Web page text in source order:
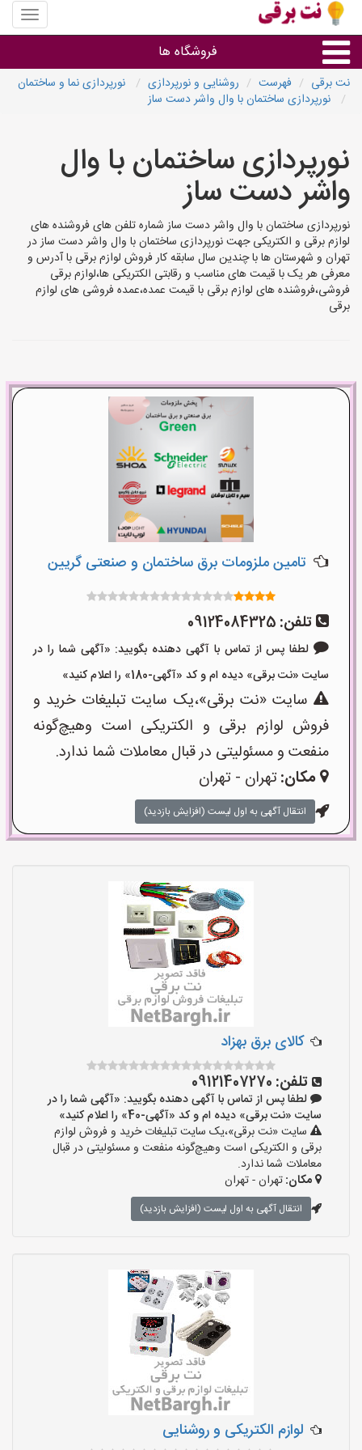
منوی
سایت
برقی
فروشگاه ها
روشنایی و نورپردازی
سایر گروه ها
فروشنده های لوازم برقی
نت برقی فهرست روشنایی و نورپردازی
نورپردازی نما و ساختمان
نورپردازی ساختمان با وال واشر دست ساز
نورپردازی ساختمان با وال
واشر دست ساز
نورپردازی ساختمان با وال واشر دست ساز شماره تلفن های فروشنده های
لوازم برقی و الکتریکی جهت نورپردازی ساختمان با وال واشر دست ساز در
تهران و شهرستان ها با چندین سال سابقه کار فروش لوازم برقی با آدرس و
معرفی هر یک با قیمت های مناسب و رقابتی الکتریکی ها،لوازم برقی
فروشی،فروشنده های لوازم برقی با قیمت عمده،عمده فروشی های لوازم
برقی
تامین ملزومات برق ساختمان و صنعتی گریین
تلفن: 09124084325
لطفا پس از تماس با آگهی دهنده بگویید: «آگهی شما را در
سایت «نت برقی» دیده ام و کد «آگهی-180» را اعلام کنید»
سایت «نت برقی»،یک سایت تبلیغات خرید و
فروش لوازم برقی و الکتریکی است وهیچ‌گونه
منفعت و مسئولیتی در قبال معاملات شما ندارد.
مکان:تهران - تهران
انتقال آگهی به اول لیست (افزایش بازدید)
کالای برق بهزاد
تلفن: 09121407270
لطفا پس از تماس با آگهی دهنده بگویید: «آگهی شما را در
سایت «نت برقی» دیده ام و کد «آگهی-40» را اعلام کنید»
سایت «نت برقی»،یک سایت تبلیغات خرید و فروش لوازم
برقی و الکتریکی است وهیچ‌گونه منفعت و مسئولیتی در قبال
معاملات شما ندارد.
مکان:تهران - تهران
انتقال آگهی به اول لیست (افزایش بازدید)
لوازم الکتریکی و روشنایی